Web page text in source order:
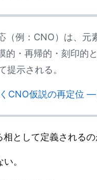
（例：CNO）は、元
的・再帰的・刻印的
提示される。
CNO仮説の再定位
として定義されるの
。